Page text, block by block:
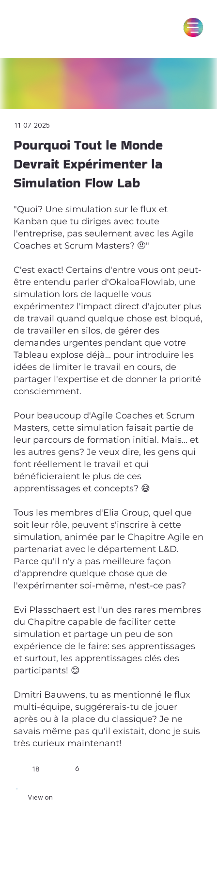
11-07-2025
Pourquoi Tout le Monde
Devrait Expérimenter la
Simulation Flow Lab
"Quoi? Une simulation sur le flux et
Kanban que tu diriges avec toute
l'entreprise, pas seulement avec les Agile
Coaches et Scrum Masters? 🤨"
C'est exact! Certains d'entre vous ont peut-
être entendu parler d'OkaloaFlowlab, une
simulation lors de laquelle vous
expérimentez l'impact direct d'ajouter plus
de travail quand quelque chose est bloqué,
de travailler en silos, de gérer des
demandes urgentes pendant que votre
Tableau explose déjà... pour introduire les
idées de limiter le travail en cours, de
partager l'expertise et de donner la priorité
consciemment.
Pour beaucoup d'Agile Coaches et Scrum
Masters, cette simulation faisait partie de
leur parcours de formation initial. Mais... et
les autres gens? Je veux dire, les gens qui
font réellement le travail et qui
bénéficieraient le plus de ces
apprentissages et concepts? 😅
Tous les membres d'Elia Group, quel que
soit leur rôle, peuvent s'inscrire à cette
simulation, animée par le Chapitre Agile en
partenariat avec le département L&D.
Parce qu'il n'y a pas meilleure façon
d'apprendre quelque chose que de
l'expérimenter soi-même, n'est-ce pas?
Evi Plasschaert est l'un des rares membres
du Chapitre capable de faciliter cette
simulation et partage un peu de son
expérience de le faire: ses apprentissages
et surtout, les apprentissages clés des
participants! 😊
Dmitri Bauwens, tu as mentionné le flux
multi-équipe, suggérerais-tu de jouer
après ou à la place du classique? Je ne
savais même pas qu'il existait, donc je suis
très curieux maintenant!
18 6
View on